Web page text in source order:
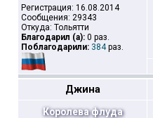
Регистрация: 16.08.2014
Сообщения: 29343
Откуда: Тольятти
Благодарил (а): 0 раз.
Поблагодарили: 384раз.
Джина
Королева флуда